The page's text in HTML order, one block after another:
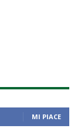
MI PIACE